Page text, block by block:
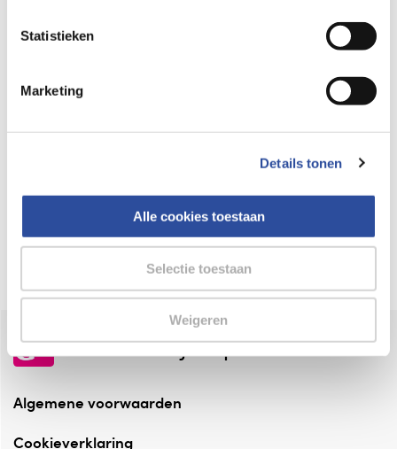
Statistieken
Marketing
Details tonen
Alle cookies toestaan
Selectie toestaan
Weigeren
webshop mag verkopen.
⁠Verantwoorde zorg, ⁠ook online.
Altijd onze folder bij de hand
Check onze folders ⁠bij AlleFolders.
de vriendelijke specialist
Algemene voorwaarden
Cookieverklaring